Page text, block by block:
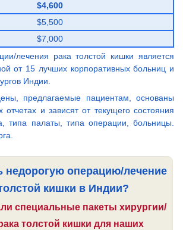
$4,600
$5,500
$7,000
лечения рака толстой кишки является
от 15 лучших корпоративных больниц и
Индии.
предлагаемые пациентам, основаны
отчетах и зависят от текущего состояния
типа палаты, типа операции, больницы.
недорогую операцию/лечение
кишки в Индии?
специальные пакеты хирургии/
толстой кишки для наших